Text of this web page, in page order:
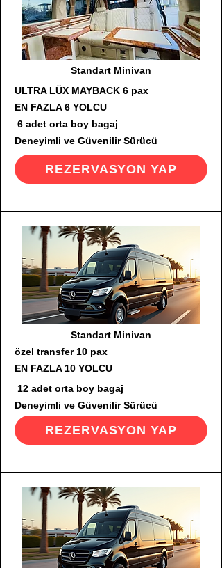
Standart Minivan
ULTRA LÜX MAYBACK 6 pax
EN FAZLA 6 YOLCU
6 adet orta boy bagaj
Deneyimli ve Güvenilir Sürücü
REZERVASYON YAP
Standart Minivan
özel transfer 10 pax
EN FAZLA 10 YOLCU
12 adet orta boy bagaj
Deneyimli ve Güvenilir Sürücü
REZERVASYON YAP